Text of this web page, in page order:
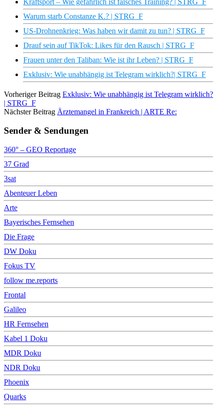
Kraftsport – Wie gefährlich ist falsches Training? | STRG_F
Warum starb Constanze K.? | STRG_F
US-Drohnenkrieg: Was haben wir damit zu tun? | STRG_F
Drauf sein auf TikTok: Likes für den Rausch | STRG_F
Frauen unter den Taliban: Wie ist ihr Leben? | STRG_F
Exklusiv: Wie unabhängig ist Telegram wirklich?| STRG_F
Vorheriger Beitrag Exklusiv: Wie unabhängig ist Telegram wirklich?
| STRG_F
Nächster Beitrag Ärztemangel in Frankreich | ARTE Re:
Sender & Sendungen
360° – GEO Reportage
37 Grad
3sat
Abenteuer Leben
Arte
Bayerisches Fernsehen
Die Frage
DW Doku
Fokus TV
follow me.reports
Frontal
Galileo
HR Fernsehen
Kabel 1 Doku
MDR Doku
NDR Doku
Phoenix
Quarks